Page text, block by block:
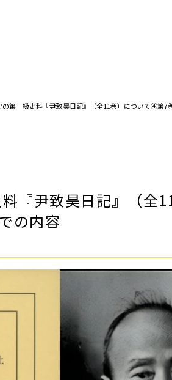
第一級史料『尹致昊日記』（全11巻）について④――第
『尹致昊日記』（全
の内容